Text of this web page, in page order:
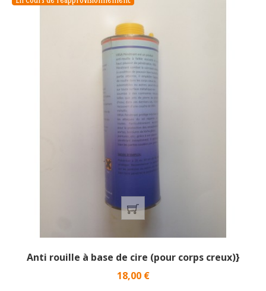
Anti rouille à base de cire (pour corps creux)}
Prix
18,00 €